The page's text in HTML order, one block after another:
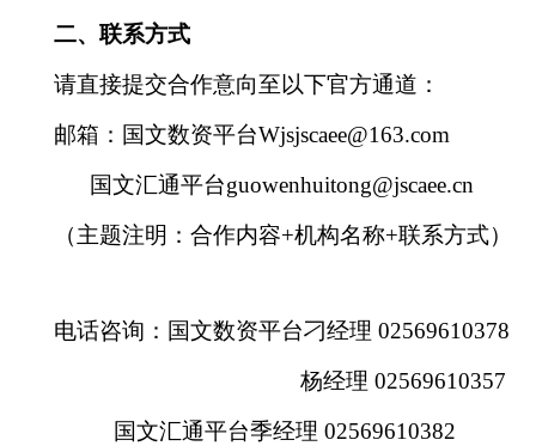
二、 联系方式
请直接提交合作意向至以下官方通道：
邮箱： 国文数资平台Wjsjscaee@163.com
国文汇通平台guowenhuitong@jscaee.cn
（主题注明：合作内容+机构名称+联系方式）
电话咨询： 国文数资平台刁经理 02569610378
杨经理 02569610357
国文汇通平台季经理 02569610382